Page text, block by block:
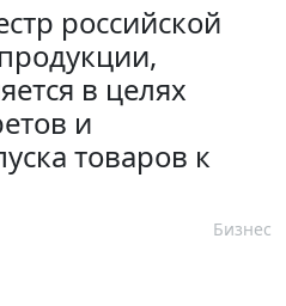
российской
в целях
и
товаров к
Бизнес